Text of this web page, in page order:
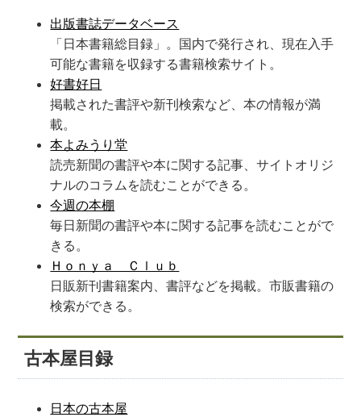
出版書誌データベース
「日本書籍総目録」。国内で発行され、現在入手
可能な書籍を収録する書籍検索サイト。
好書好日
掲載された書評や新刊検索など、本の情報が満
載。
本よみうり堂
読売新聞の書評や本に関する記事、サイトオリジ
ナルのコラムを読むことができる。
今週の本棚
毎日新聞の書評や本に関する記事を読むことがで
きる。
Ｈｏｎｙａ Ｃｌｕｂ
日販新刊書籍案内、書評などを掲載。市販書籍の
検索ができる。
古本屋目録
日本の古本屋